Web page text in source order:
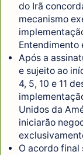
do Irã
mecanismo
Entendimento
Após a
e sujeito ao
4, 5, 10 e 11
Unidos da
iniciarão
O acordo